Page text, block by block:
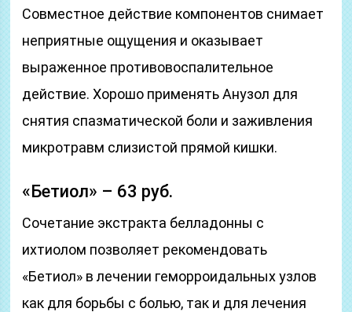
Совместное действие компонентов снимает
неприятные ощущения и оказывает
выраженное противовоспалительное
действие. Хорошо применять Анузол для
снятия спазматической боли и заживления
микротравм слизистой прямой кишки.
«Бетиол» – 63 руб.
Сочетание экстракта белладонны с
ихтиолом позволяет рекомендовать
«Бетиол» в лечении геморроидальных узлов
как для борьбы с болью, так и для лечения